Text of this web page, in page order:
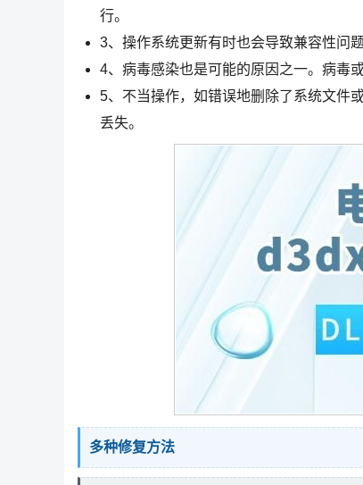
行。
3、操作系统更新有时也会导致兼容性问
4、病毒感染也是可能的原因之一。病毒
5、不当操作，如错误地删除了系统文件
丢失。
多种修复方法